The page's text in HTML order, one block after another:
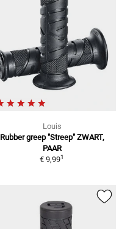
Louis
Rubber greep "Streep" ZWART,
PAAR
€ 9,991